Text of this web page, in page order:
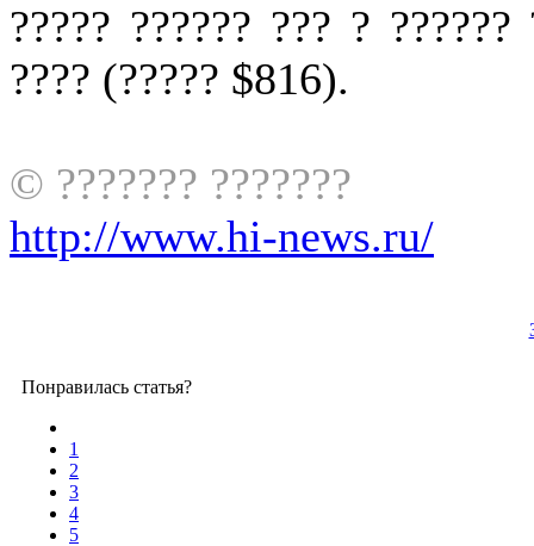
????? ?????? ??? ?
???? (????? $816).
© ??????? ???????
http://www.hi-news.ru/
Понравилась статья?
1
2
3
4
5